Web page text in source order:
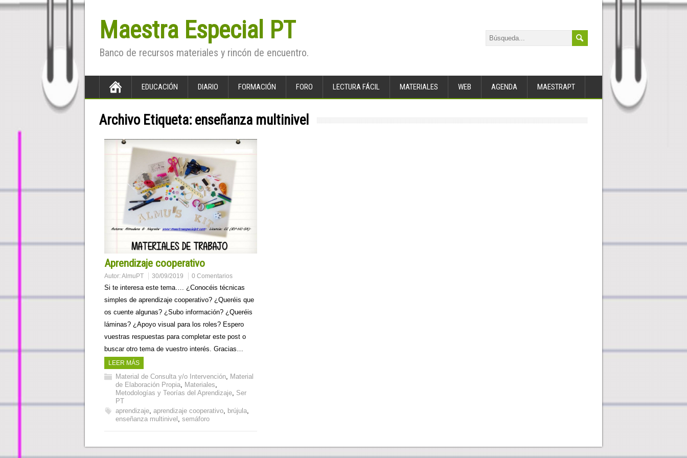
Maestra Especial PT
Banco de recursos materiales y rincón de encuentro.
EDUCACIÓN DIARIO FORMACIÓN FORO LECTURA FÁCIL MATERIALES WEB AGENDA MAESTRAPT
Archivo Etiqueta: enseñanza multinivel
Aprendizaje cooperativo
Autor:AlmuPT 30/09/2019 0 Comentarios
Si te interesa este tema…. ¿Conocéis técnicas
simples de aprendizaje cooperativo? ¿Queréis que
os cuente algunas? ¿Subo información? ¿Queréis
láminas? ¿Apoyo visual para los roles? Espero
vuestras respuestas para completar este post o
buscar otro tema de vuestro interés. Gracias…
LEER MÁS
Material de Consulta y/o Intervención
Material
de Elaboración Propia
Materiales
Metodologías y Teorías del Aprendizaje Ser
PT
aprendizaje aprendizaje cooperativo brújula
enseñanza multinivel
semáforo